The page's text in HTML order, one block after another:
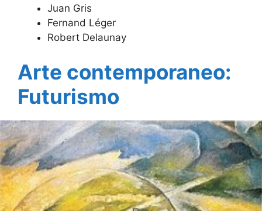
Juan Gris
Fernand Léger
Robert Delaunay
Arte contemporaneo:
Futurismo